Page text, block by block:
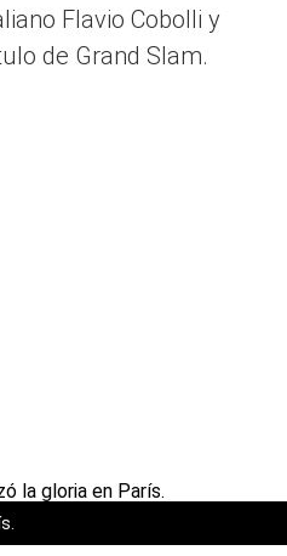
Flavio Cobolli y
de Grand Slam.